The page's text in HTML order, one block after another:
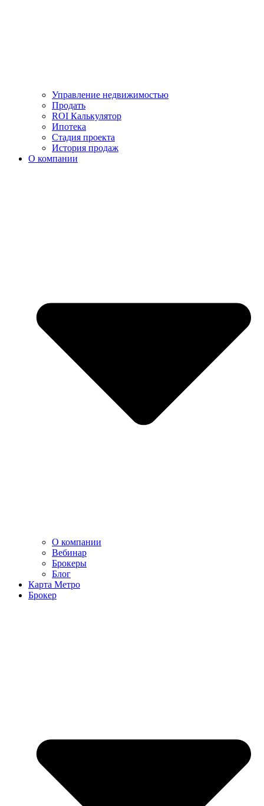
Управление недвижимостью
Продать
ROI Калькулятор
Ипотека
Стадия проекта
История продаж
О компании
О компании
Вебинар
Брокеры
Блог
Карта Метро
Брокер